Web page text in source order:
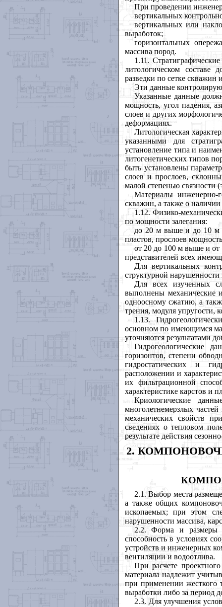
При проведении
вертикальных
вертикальных или
выработок;
горизонтальных
массива пород.
1.11.
литологическом составе
разведки по сетке
Эти данные
Указанные данные
мощность, угол падения,
слоев и других
деформациях.
Литологическая
указанными для
установление типа и
литогенетических типов
быть установлены
слоев и прослоев,
малой степенью связности
Материалы инженерно-
скважин, а также о
1.12. Физико-
по мощности залегания:
до 20 м выше и до 10 м
пластов, прослоев
от 20 до 100 м выше и от
представителей всех
Для вертикальных
структурной
Для всех изученных
выполнены механические
одноосному сжатию, а
трения, модуля упругости,
1.13.
основном по имеющимся
уточняются результатами
Гидрогеологические
горизонтов, степени
гидростатических и
расположении и
их фильтрационной
характеристике карстов и
Криологические
многолетнемерзлых
механических свойств
сведениях о тепловом
результате действия
2.
2.1. Выбор места
а также общих
ископаемых; при этом
нарушенности массива,
2.2. Форма и размеры
способность в условиях
устройств и инженерных
вентиляции и водоотлива.
При расчете
материала надлежит
при применении жесткого
выработки либо за период
2.3. Для улучшения